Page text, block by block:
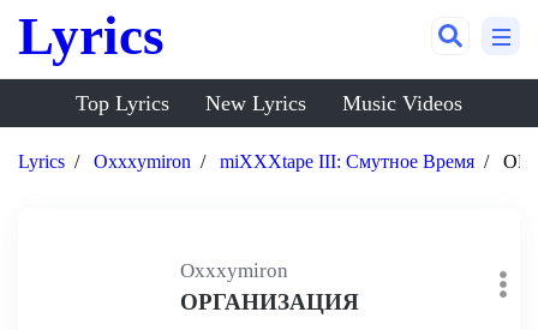
Lyrics
Top Lyrics New Lyrics Music Videos
Lyrics Oxxxymiron miXXXtape III: Смутное Время
Oxxxymiron
ОРГАНИЗАЦИЯ